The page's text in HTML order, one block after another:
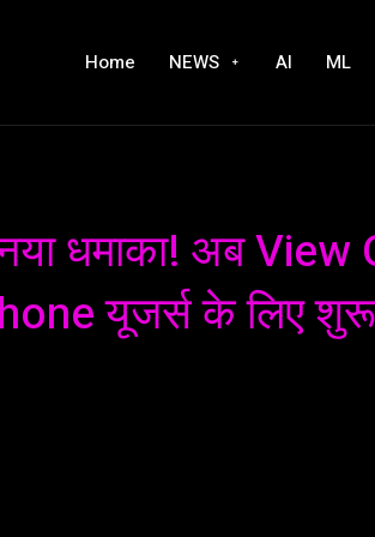
Home NEWS AI ML
धमाका! अब
यूजर्स के लिए